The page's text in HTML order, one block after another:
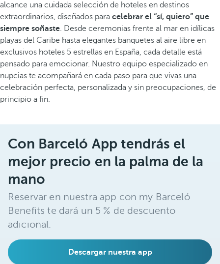
alcance una cuidada selección de hoteles en destinos
extraordinarios, diseñados para celebrar el “sí, quiero” que
siempre soñaste. Desde ceremonias frente al mar en idílicas
playas del Caribe hasta elegantes banquetes al aire libre en
exclusivos hoteles 5 estrellas en España, cada detalle está
pensado para emocionar. Nuestro equipo especializado en
nupcias te acompañará en cada paso para que vivas una
celebración perfecta, personalizada y sin preocupaciones, de
principio a fin.
Con Barceló App tendrás el
mejor precio en la palma de la
mano
Reservar en nuestra app con my Barceló
Benefits te dará un 5 % de descuento
adicional.
Descargar nuestra app